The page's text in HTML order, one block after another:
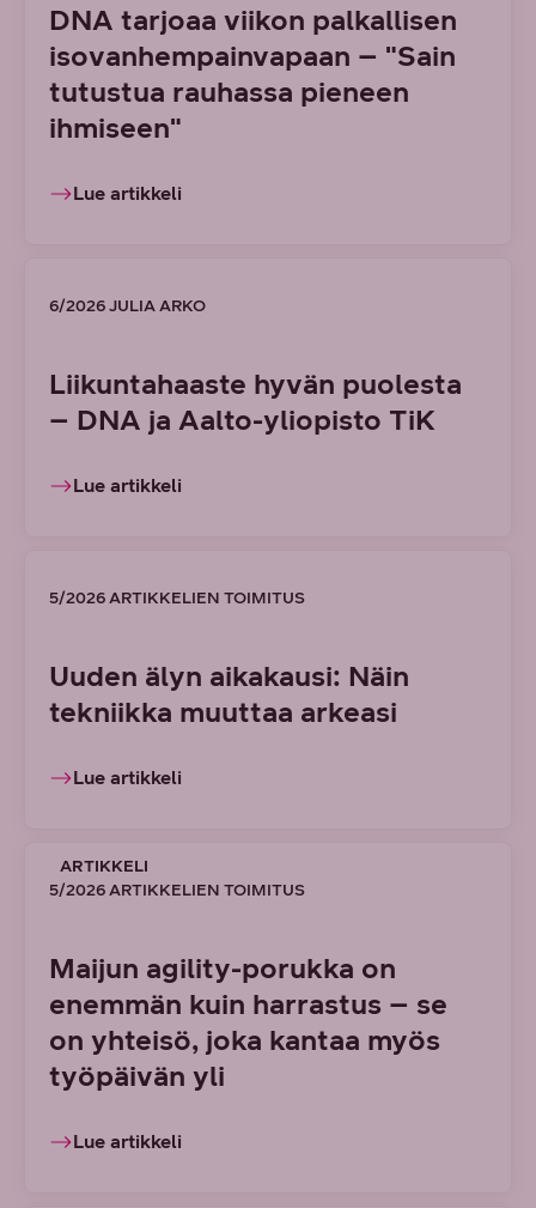
DNA tarjoaa viikon palkallisen
isovanhempainvapaan – "Sain
tutustua rauhassa pieneen
ihmiseen"
Lue artikkeli
6/2026 JULIA ARKO
Liikuntahaaste hyvän puolesta
– DNA ja Aalto-yliopisto TiK
Lue artikkeli
5/2026 ARTIKKELIEN TOIMITUS
Uuden älyn aikakausi: Näin
tekniikka muuttaa arkeasi
Lue artikkeli
ARTIKKELI
5/2026 ARTIKKELIEN TOIMITUS
Maijun agility-porukka on
enemmän kuin harrastus – se
on yhteisö, joka kantaa myös
työpäivän yli
Lue artikkeli